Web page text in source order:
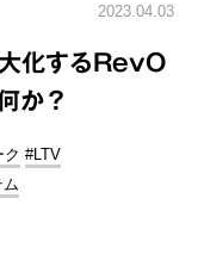
2023.04.03
化するRevO
か？
#LTV